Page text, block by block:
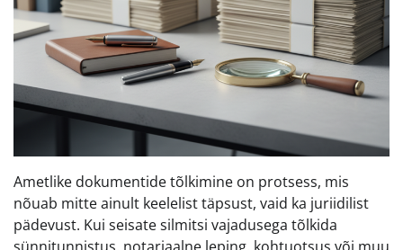
Ametlike dokumentide tõlkimine on protsess, mis
nõuab mitte ainult keelelist täpsust, vaid ka juriidilist
pädevust. Kui seisate silmitsi vajadusega tõlkida